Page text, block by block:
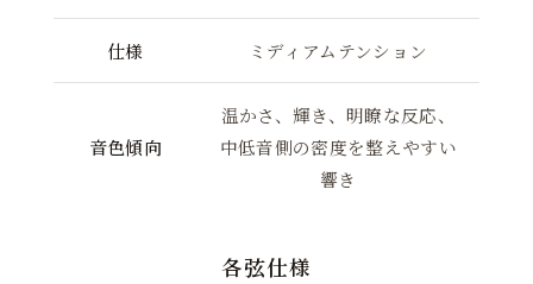
仕様 ミディアムテンション
音色傾向
温かさ、輝き、明瞭な反応、
中低音側の密度を整えやすい
響き
各弦仕様